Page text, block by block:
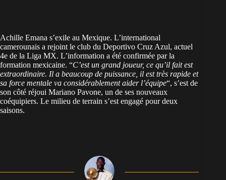
Achille Emana s’exile au Mexique. L’international
camerounais a rejoint le club du Deportivo Cruz Azul, actuel
4e de la Liga MX. L’information a été confirmée par la
formation mexicaine. “C’est un grand joueur, ce qu’il fait est
extraordinaire. Il a beaucoup de puissance, il est très rapide et
sa force mentale va considérablement aider l’équipe“, s’est de
son côté réjoui Mariano Pavone, un de ses nouveaux
coéquipiers. Le milieu de terrain s’est engagé pour deux
saisons.